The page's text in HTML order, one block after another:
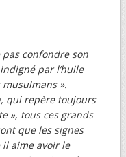
confondre son
par l’huile
».
qui repère toujours
», tous ces grands
que les signes
il aime avoir le